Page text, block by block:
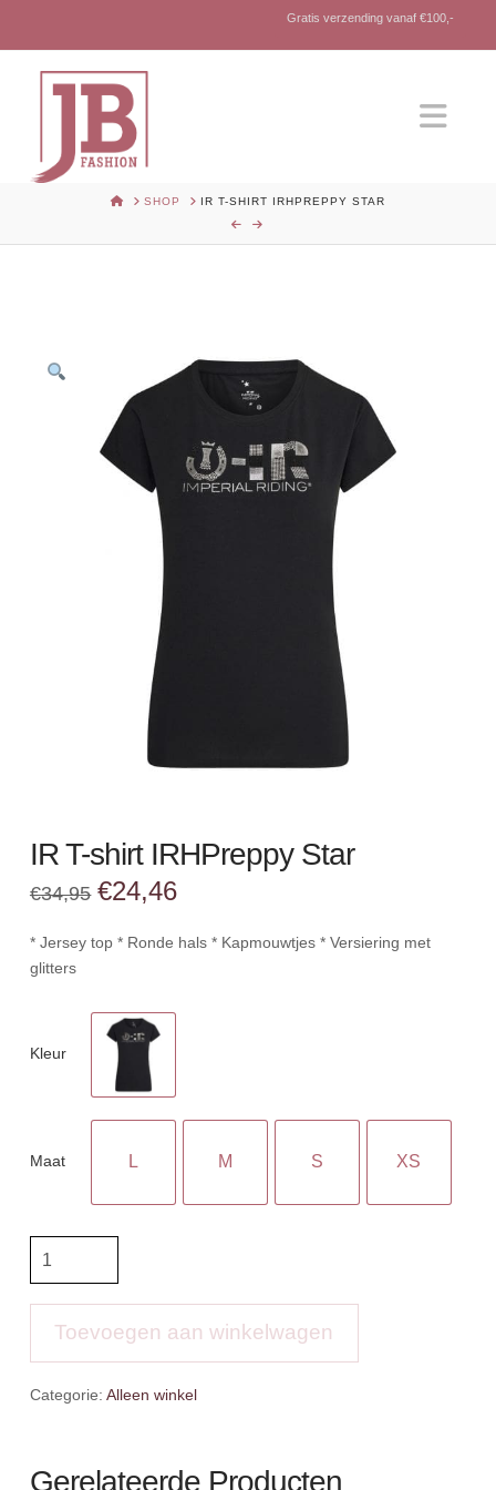
Gratis verzending vanaf €100,-
HOMESHOP IR T-SHIRT IRHPREPPY STAR
IR T-shirt IRHPreppy Star
€34,95 Oorspronkelijke
prijs
€34,95.
€24,46
€24,46.
* Jersey top * Ronde hals * Kapmouwtjes * Versiering met
glitters
Kleur
Maat L M S XS
IRHPreppy
Toevoegen aan winkelwagen
Categorie: Alleen winkel
Gerelateerde Producten